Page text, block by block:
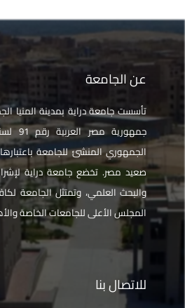
عن الجامعة
تأسست جامعة دراية بمدينة المنيا
الجمهوري المنشئ للجامعة
صعيد مصر. تخضع جامعة دراية
والبحث العلمي، وتمتثل الجامعة
المجلس الأعلى للجامعات الخاصة
للاتصال بنا